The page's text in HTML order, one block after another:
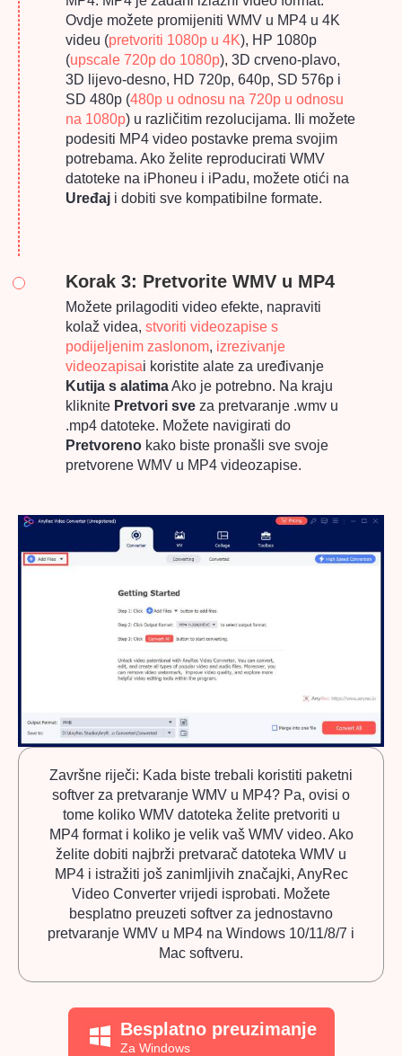
Ovdje možete promijeniti WMV u MP4 u 4K
videu (pretvoriti 1080p u 4K), HP 1080p
(upscale 720p do 1080p), 3D crveno-plavo,
3D lijevo-desno, HD 720p, 640p, SD 576p i
SD 480p (480p u odnosu na 720p u odnosu
na 1080p) u različitim rezolucijama. Ili možete
podesiti MP4 video postavke prema svojim
potrebama. Ako želite reproducirati WMV
datoteke na iPhoneu i iPadu, možete otići na
Uređaj i dobiti sve kompatibilne formate.
Korak 3: Pretvorite WMV u MP4
Možete prilagoditi video efekte, napraviti
kolaž videa, stvoriti videozapise s
podijeljenim zaslonom, izrezivanje
videozapisai koristite alate za uređivanje
Kutija s alatimaAko je potrebno. Na kraju
kliknite Pretvori sve za pretvaranje .wmv u
.mp4 datoteke. Možete navigirati do
Pretvoreno kako biste pronašli sve svoje
pretvorene WMV u MP4 videozapise.
Završne riječi: Kada biste trebali koristiti paketni
softver za pretvaranje WMV u MP4? Pa, ovisi o
tome koliko WMV datoteka želite pretvoriti u
MP4 format i koliko je velik vaš WMV video. Ako
želite dobiti najbrži pretvarač datoteka WMV u
MP4 i istražiti još zanimljivih značajki, AnyRec
Video Converter vrijedi isprobati. Možete
besplatno preuzeti softver za jednostavno
pretvaranje WMV u MP4 na Windows 10/11/8/7 i
Mac softveru.
Besplatno preuzimanje
Za Windows